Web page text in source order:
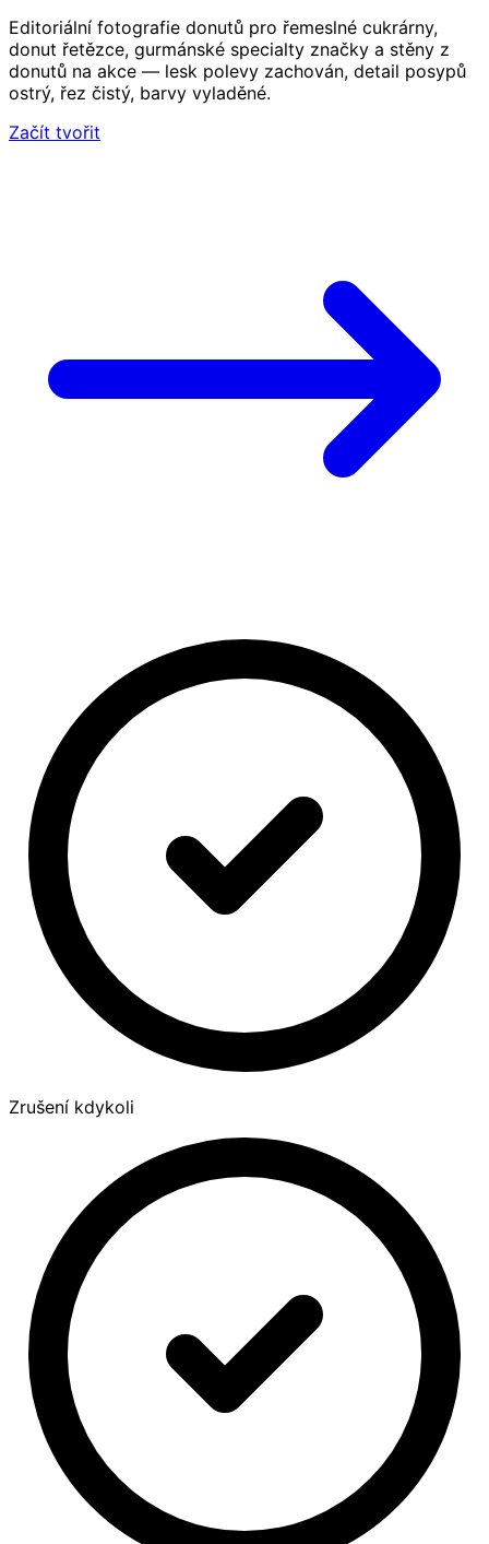
Editoriální fotografie donutů pro řemeslné cukrárny,
donut řetězce, gurmánské specialty značky a stěny z
donutů na akce — lesk polevy zachován, detail posypů
ostrý, řez čistý, barvy vyladěné.
Začít tvořit
Zrušení kdykoli